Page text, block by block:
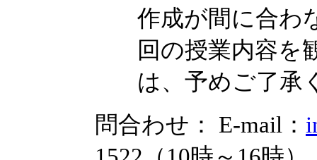
作成が間に合わ
回の授業内容を
は、予めご了承
問合わせ： E-mail：